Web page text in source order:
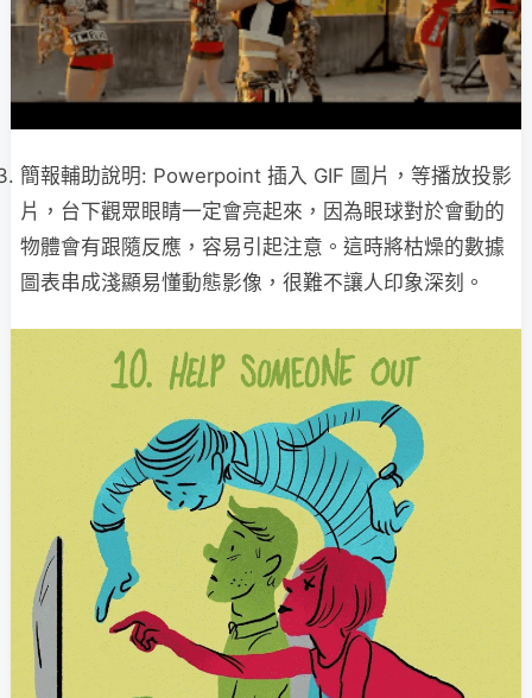
簡報輔助說明: Powerpoint 插入 GIF 圖片，等播放投影
片，台下觀眾眼睛一定會亮起來，因為眼球對於會動的
物體會有跟隨反應，容易引起注意。這時將枯燥的數據
圖表串成淺顯易懂動態影像，很難不讓人印象深刻。